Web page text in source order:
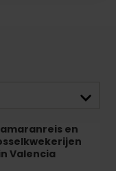
en
Valencia